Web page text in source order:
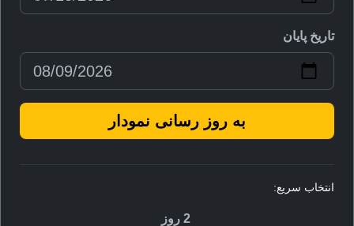
تاریخ پایان
به روز رسانی نمودار
انتخاب سریع:
2 روز